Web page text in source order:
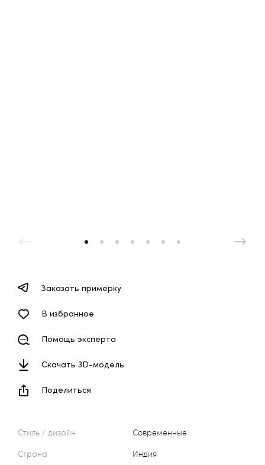
Стиль / дизайн
Современные
Страна
Индия
Заказать примерку
В избранное
Помощь эксперта
Скачать 3D-модель
Поделиться